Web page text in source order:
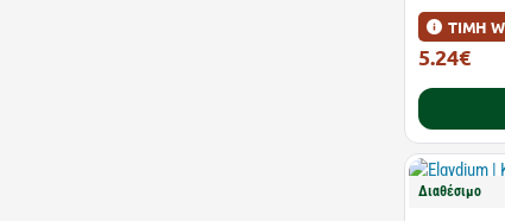
ΤΙΜΗ
5.24€
Διαθέσιμο